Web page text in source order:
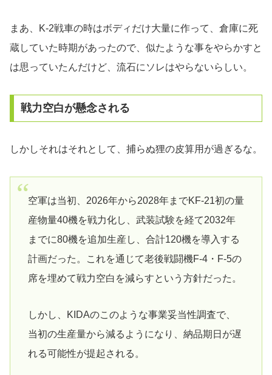
まあ、K-2戦車の時はボディだけ大量に作って、倉庫に死
蔵していた時期があったので、似たような事をやらかすと
は思っていたんだけど、流石にソレはやらないらしい。
戦力空白が懸念される
しかしそれはそれとして、捕らぬ狸の皮算用が過ぎるな。
空軍は当初、2026年から2028年までKF-21初の量
産物量40機を戦力化し、武装試験を経て2032年
までに80機を追加生産し、合計120機を導入する
計画だった。これを通じて老後戦闘機F-4・F-5の
席を埋めて戦力空白を減らすという方針だった。
しかし、KIDAのこのような事業妥当性調査で、
当初の生産量から減るようになり、納品期日が遅
れる可能性が提起される。